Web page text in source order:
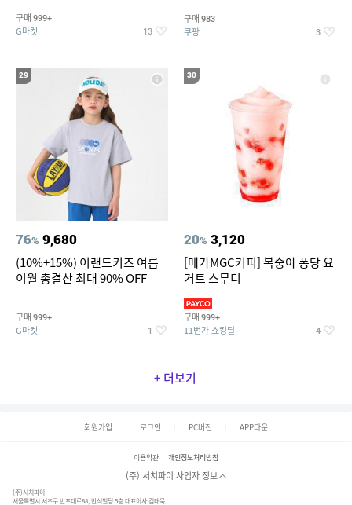
건 외 ~74%OFF
구매 999+
G마켓 13
구매 983
쿠팡 3
29
76% 9,680
(10%+15%) 이랜드키즈 여름
이월 총결산 최대 90% OFF
구매 999+
G마켓 1
30
20% 3,120
[메가MGC커피] 복숭아 퐁당 요
거트 스무디
구매 999+
11번가 쇼킹딜 4
+ 더보기
회원가입 로그인 PC버전 APP다운
이용약관 개인정보처리방침
(주) 서치파이 사업자 정보
(주)서치파이
서울특별시 서초구 반포대로88, 반석빌딩 5층 대표이사 김태묵